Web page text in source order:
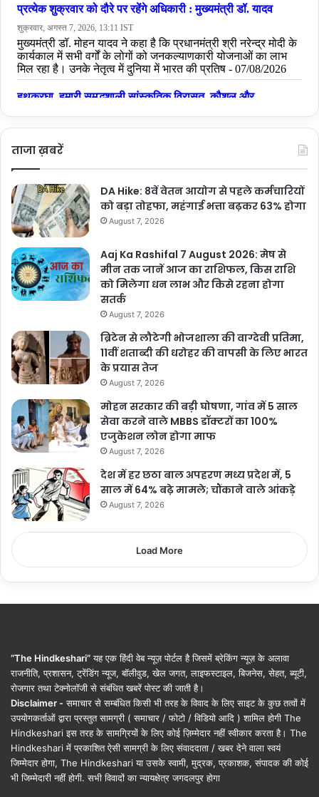
ताजा ख़बरें
DA Hike: 8वें वेतन आयोग से पहले कर्मचारियों
को बड़ा तोहफा, महंगाई भत्ता बढ़कर 63% होगा
August 7, 2026
Aaj Ka Rashifal 7 August 2026: मेष से
मीन तक जानें आज का राशिफल, किस राशि
को मिलेगा धन लाभ और किसे रहना होगा
सतर्क
August 7, 2026
ब्रिटेन से लौटेगी भोजशाला की वाग्देवी प्रतिमा,
11वीं शताब्दी की धरोहर की वापसी के लिए भारत
के प्रयास तेज
August 7, 2026
मोहन सरकार की बड़ी घोषणा, गांव में 5 साल
सेवा करने वाले MBBS डॉक्टरों का 100%
एजुकेशन लोन होगा माफ
August 7, 2026
देश में हर छठा बाल अपहरण मध्य प्रदेश में, 5
साल में 64% बढ़े मामले; चौंकाने वाले आंकड़े
August 7, 2026
Load More
“The Hindkeshari”यह एक हिंदी वेब न्यूज़ पोर्टल है जिसमें ब्रेकिंग न्यूज़ के अलावा
राजनीति, प्रशासन, ट्रेंडिंग न्यूज, बॉलीवुड, खेल जगत, लाइफस्टाइल, बिजनेस, सेहत, ब्यूटी,
रोजगार तथा टेक्नोलॉजी से संबंधित खबरें पोस्ट की जाती है।
Disclaimer - समाचार से सम्बंधित किसी भी तरह के विवाद के लिए साइट के कुछ तत्वों में
उपयोगकर्ताओं द्वारा प्रस्तुत सामग्री ( समाचार / फोटो / विडियो आदि ) शामिल होगी The
Hindkeshari इस तरह के सामग्रियों के लिए कोई ज़िम्मेदार नहीं स्वीकार करता है। The
Hindkeshari में प्रकाशित ऐसी सामग्री के लिए संवाददाता / खबर देने वाला स्वयं
जिम्मेदार होगा, The Hindkeshari या उसके स्वामी, मुद्रक, प्रकाशक, संपादक की कोई
भी जिम्मेदारी नहीं होगी. सभी विवादों का न्यायक्षेत्र जगदलपुर होगा